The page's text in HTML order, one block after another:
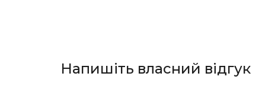
Напишіть власний відгук